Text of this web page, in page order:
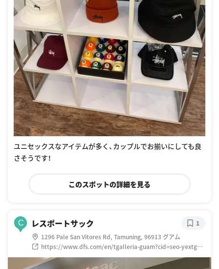
ユニセックスなアイテムが多く、カップルでお揃いにしても良
さそうです！
このスポットの詳細を見る
C レスポートサック
1296 Pale San Vitores Rd, Tamuning, 96913 グアム
https://www.dfs.com/en/tgalleria-guam?cid=seo-yextgo-
yext
1